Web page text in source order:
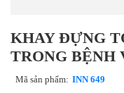
KHAY ĐỰNG
TRONG BỆNH
Mã sản phẩm: INN 649